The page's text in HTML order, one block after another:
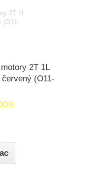
2T 1L
(O11-